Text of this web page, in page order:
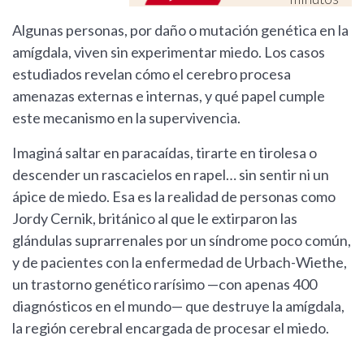
Algunas personas, por daño o mutación genética en la
amígdala, viven sin experimentar miedo. Los casos
estudiados revelan cómo el cerebro procesa
amenazas externas e internas, y qué papel cumple
este mecanismo en la supervivencia.
Imaginá saltar en paracaídas, tirarte en tirolesa o
descender un rascacielos en rapel… sin sentir ni un
ápice de miedo. Esa es la realidad de personas como
Jordy Cernik, británico al que le extirparon las
glándulas suprarrenales por un síndrome poco común,
y de pacientes con la enfermedad de Urbach-Wiethe,
un trastorno genético rarísimo —con apenas 400
diagnósticos en el mundo— que destruye la amígdala,
la región cerebral encargada de procesar el miedo.